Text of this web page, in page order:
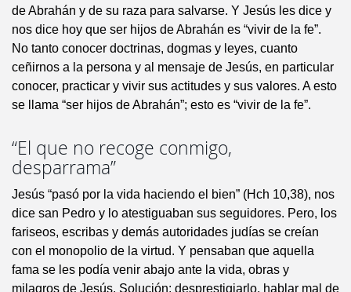
de Abrahán y de su raza para salvarse. Y Jesús les dice y
nos dice hoy que ser hijos de Abrahán es “vivir de la fe”.
No tanto conocer doctrinas, dogmas y leyes, cuanto
ceñirnos a la persona y al mensaje de Jesús, en particular
conocer, practicar y vivir sus actitudes y sus valores. A esto
se llama “ser hijos de Abrahán”; esto es “vivir de la fe”.
“El que no recoge conmigo,
desparrama”
Jesús “pasó por la vida haciendo el bien” (Hch 10,38), nos
dice san Pedro y lo atestiguaban sus seguidores. Pero, los
fariseos, escribas y demás autoridades judías se creían
con el monopolio de la virtud. Y pensaban que aquella
fama se les podía venir abajo ante la vida, obras y
milagros de Jesús. Solución: desprestigiarlo, hablar mal de